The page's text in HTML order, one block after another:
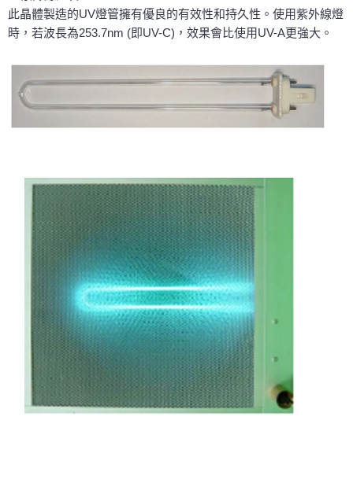
此晶體製造的UV燈管擁有優良的有效性和持久性。使用紫外線燈
時，若波長為253.7nm (即UV-C)，效果會比使用UV-A更強大。